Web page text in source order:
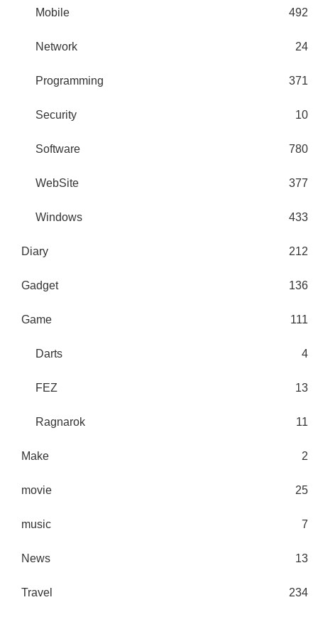
Mobile 492
Network 24
Programming 371
Security 10
Software 780
WebSite 377
Windows 433
Diary 212
Gadget 136
Game 111
Darts 4
FEZ 13
Ragnarok 11
Make 2
movie 25
music 7
News 13
Travel 234